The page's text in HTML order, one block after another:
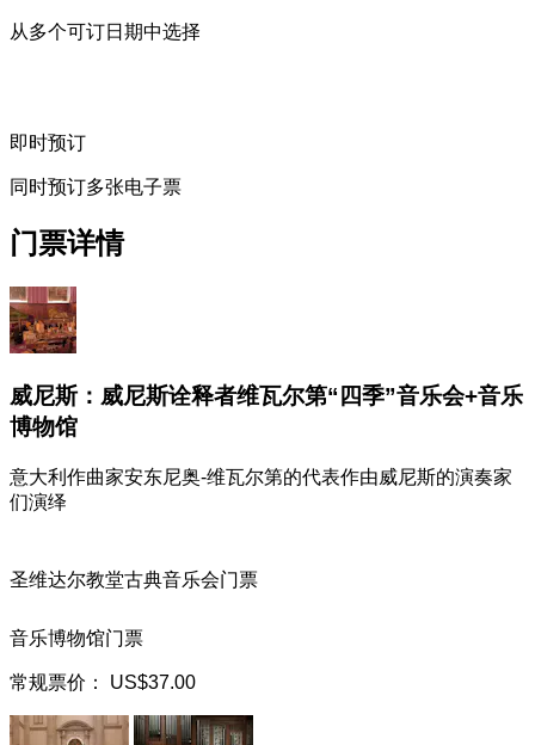
从多个可订日期中选择
即时预订
同时预订多张电子票
门票详情
威尼斯：威尼斯诠释者维瓦尔第“四季”音乐会+音乐
博物馆
意大利作曲家安东尼奥-维瓦尔第的代表作由威尼斯的演奏家
们演绎
圣维达尔教堂古典音乐会门票
音乐博物馆门票
常规票价： US$37.00